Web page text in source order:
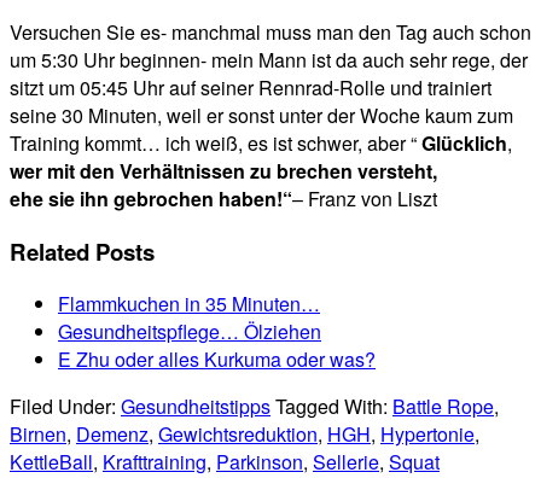
Versuchen Sie es- manchmal muss man den Tag auch schon
um 5:30 Uhr beginnen- mein Mann ist da auch sehr rege, der
sitzt um 05:45 Uhr auf seiner Rennrad-Rolle und trainiert
seine 30 Minuten, weil er sonst unter der Woche kaum zum
Training kommt… ich weiß, es ist schwer, aber “Glücklich,
wer mit den Verhältnissen zu brechen versteht,
ehe sie ihn gebrochen haben!“– Franz von Liszt
Related Posts
Flammkuchen in 35 Minuten…
Gesundheitspflege… Ölziehen
E Zhu oder alles Kurkuma oder was?
Filed Under: GesundheitstippsTagged With: Battle Rope,
Birnen, Demenz, Gewichtsreduktion, HGH, Hypertonie,
KettleBall, Krafttraining, Parkinson, Sellerie, Squat